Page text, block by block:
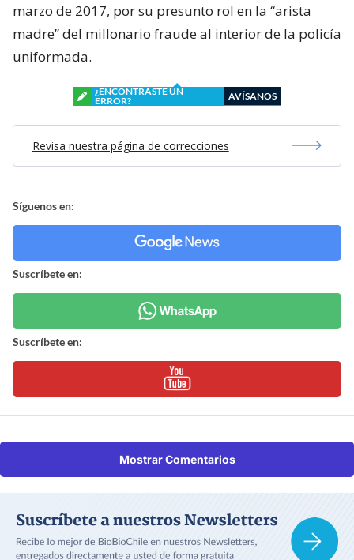
marzo de 2017, por su presunto rol en la “arista
madre” del millonario fraude al interior de la policía
uniformada.
¿ENCONTRASTE UN
ERROR?
AVÍSANOS
Revisa nuestra página de correcciones
Síguenos en:
Suscríbete en:
Suscríbete en:
Mostrar Comentarios